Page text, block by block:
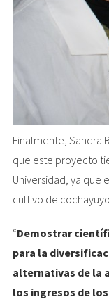
Finalmente, Sandra
que este proyecto
Universidad, ya que
cultivo de
“Demostrar
para la
alternativas de la
los ingresos de